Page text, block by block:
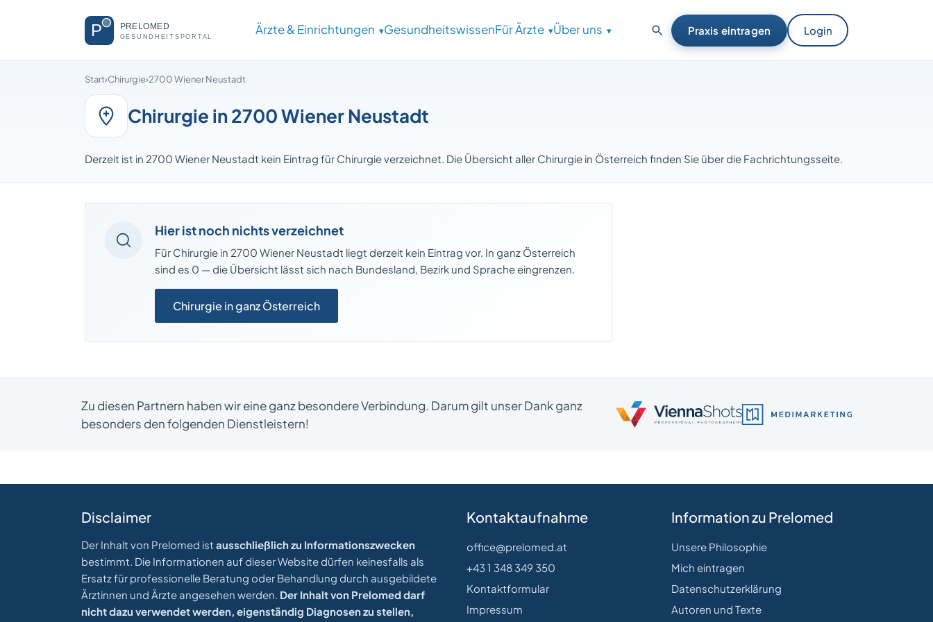
Ärzte & Einrichtungen GesundheitswissenFür Ärzte Über uns Praxis eintragen Login
Start›Chirurgie›2700 Wiener Neustadt
Chirurgie in 2700 Wiener Neustadt
Derzeit ist in 2700 Wiener Neustadt kein Eintrag für Chirurgie verzeichnet. Die Übersicht aller Chirurgie in Österreich finden Sie über die Fachrichtungsseite.
Hier ist noch nichts verzeichnet
Für Chirurgie in 2700 Wiener Neustadt liegt derzeit kein Eintrag vor. In ganz Österreich
sind es 0 — die Übersicht lässt sich nach Bundesland, Bezirk und Sprache eingrenzen.
Chirurgie in ganz Österreich
Zu diesen Partnern haben wir eine ganz besondere Verbindung. Darum gilt unser Dank ganz
besonders den folgenden Dienstleistern!
Disclaimer
Der Inhalt von Prelomed ist ausschließlich zu Informationszwecken
bestimmt. Die Informationen auf dieser Website dürfen keinesfalls als
Ersatz für professionelle Beratung oder Behandlung durch ausgebildete
Ärztinnen und Ärzte angesehen werden. Der Inhalt von Prelomed darf
nicht dazu verwendet werden, eigenständig Diagnosen zu stellen,
Kontaktaufnahme
office@prelomed.at
+43 1 348 349 350
Kontaktformular
Impressum
Information zu Prelomed
Unsere Philosophie
Mich eintragen
Datenschutzerklärung
Autoren und Texte